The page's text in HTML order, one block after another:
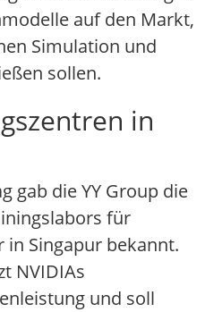
auf den Markt,
Simulation und
sollen.
in
gab die YY Group die
für
Singapur bekannt.
NVIDIAs
und soll